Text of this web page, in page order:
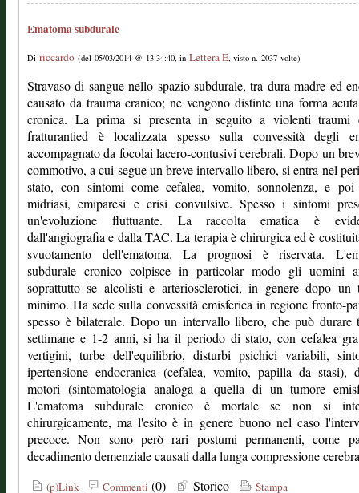
Ematoma subdurale
Di riccardo (del 05/03/2014 @ 13:34:40, in Lettera E, visto n. 2037 volte)
Stravaso di sangue nello spazio subdurale, tra dura madre ed
causato da trauma cranico; ne vengono distinte una forma
cronica. La prima si presenta in seguito a violenti traumi
fratturantied è localizzata spesso sulla convessità degli
accompagnato da focolai lacero-contusivi cerebrali. Dopo un
commotivo, a cui segue un breve intervallo libero, si entra nel
stato, con sintomi come cefalea, vomito, sonnolenza, e poi
midriasi, emiparesi e crisi convulsive. Spesso i sintomi
un'evoluzione fluttuante. La raccolta ematica è
dall'angiografia e dalla TAC. La terapia è chirurgica ed è
svuotamento dell'ematoma. La prognosi è riservata.
subdurale cronico colpisce in particolar modo gli uomini
soprattutto se alcolisti e arteriosclerotici, in genere dopo un
minimo. Ha sede sulla convessità emisferica in regione fronto-
spesso è bilaterale. Dopo un intervallo libero, che può durare
settimane e 1-2 anni, si ha il periodo di stato, con cefalea
vertigini, turbe dell'equilibrio, disturbi psichici variabili,
ipertensione endocranica (cefalea, vomito, papilla da stasi),
motori (sintomatologia analoga a quella di un tumore
L'ematoma subdurale cronico è mortale se non si
chirurgicamente, ma l'esito è in genere buono nel caso
precoce. Non sono però rari postumi permanenti, come
decadimento demenziale causati dalla lunga compressione
(p)Link Commenti (0) Storico Stampa